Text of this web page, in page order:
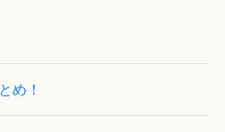
め！